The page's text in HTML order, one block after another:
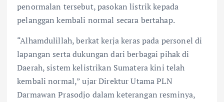
penormalan tersebut, pasokan listrik kepada
pelanggan kembali normal secara bertahap.
“Alhamdulillah, berkat kerja keras pada personel di
lapangan serta dukungan dari berbagai pihak di
Daerah, sistem kelistrikan Sumatera kini telah
kembali normal,” ujar Direktur Utama PLN
Darmawan Prasodjo dalam keterangan resminya,